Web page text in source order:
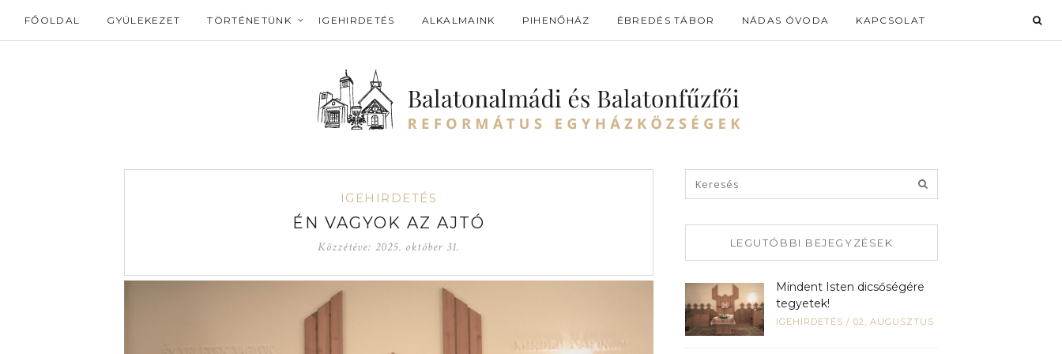
FŐOLDAL GYÜLEKEZET TÖRTÉNETÜNK IGEHIRDETÉS ALKALMAINK PIHENŐHÁZ ÉBREDÉS TÁBOR NÁDAS ÓVODA KAPCSOLAT
IGEHIRDETÉS
ÉN VAGYOK AZ AJTÓ
Közzétéve: 2025. október 31. LEGUTÓBBI BEJEGYZÉSEK
Mindent Isten dicsőségére
tegyetek!
IGEHIRDETÉS / 02, AUGUSZTUS